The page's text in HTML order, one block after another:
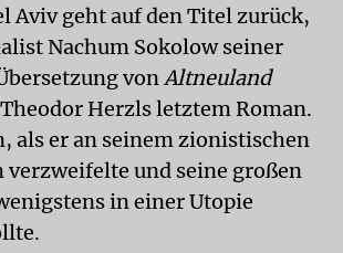
Aviv geht auf den Titel zurück,
Nachum Sokolow seiner
von Altneuland
Herzls letztem Roman.
als er an seinem zionistischen
verzweifelte und seine großen
in einer Utopie